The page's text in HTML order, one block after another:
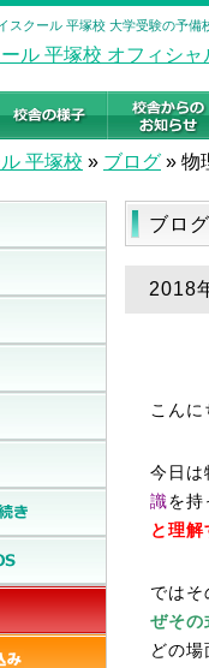
スクール 平塚校 大学受験の予備
平塚校 » ブログ » 物
ブログ
2018
こん
今日は
識を持
と理
ではそ
ぜその
どの